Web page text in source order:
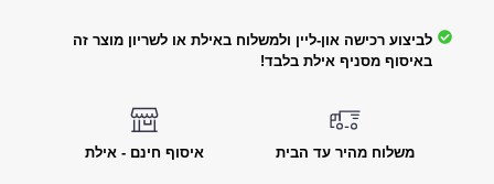
לביצוע רכישה און-ליין ולמשלוח באילת או לשריון מוצר זה
באיסוף מסניף אילת בלבד!
משלוח מהיר עד הבית איסוף חינם - אילת